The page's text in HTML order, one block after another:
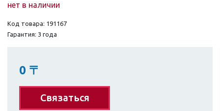
нет в наличии
Код товара: 191167
Гарантия: 3 года
0 〒
Связаться